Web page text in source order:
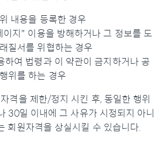
내용을 등록한 경우
지" 이용을 방해하거나 그 정보를 도
질서를 위협하는 경우
하여 법령과 이 약관이 금지하거나 공
위를 하는 경우
격을 제한/정지 시킨 후, 동일한 행위
30일 이내에 그 사유가 시정되지 아니
회원자격을 상실시킬 수 있습니다.